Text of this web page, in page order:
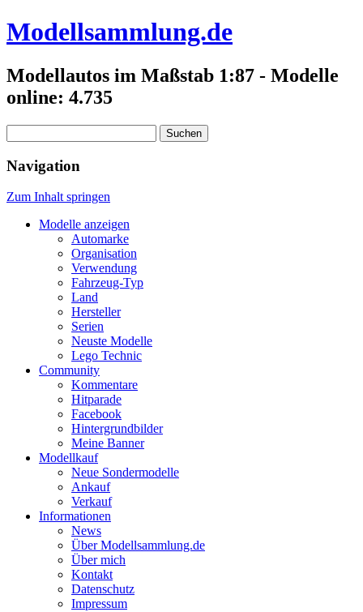
Modellsammlung.de
Modellautos im Maßstab 1:87 - Modelle
online: 4.735
nach:
Navigation
Zum Inhalt springen
Modelle anzeigen
Automarke
Organisation
Verwendung
Fahrzeug-Typ
Land
Hersteller
Serien
Neuste Modelle
Lego Technic
Community
Kommentare
Hitparade
Facebook
Hintergrundbilder
Meine Banner
Modellkauf
Neue Sondermodelle
Ankauf
Verkauf
Informationen
News
Über Modellsammlung.de
Über mich
Kontakt
Datenschutz
Impressum